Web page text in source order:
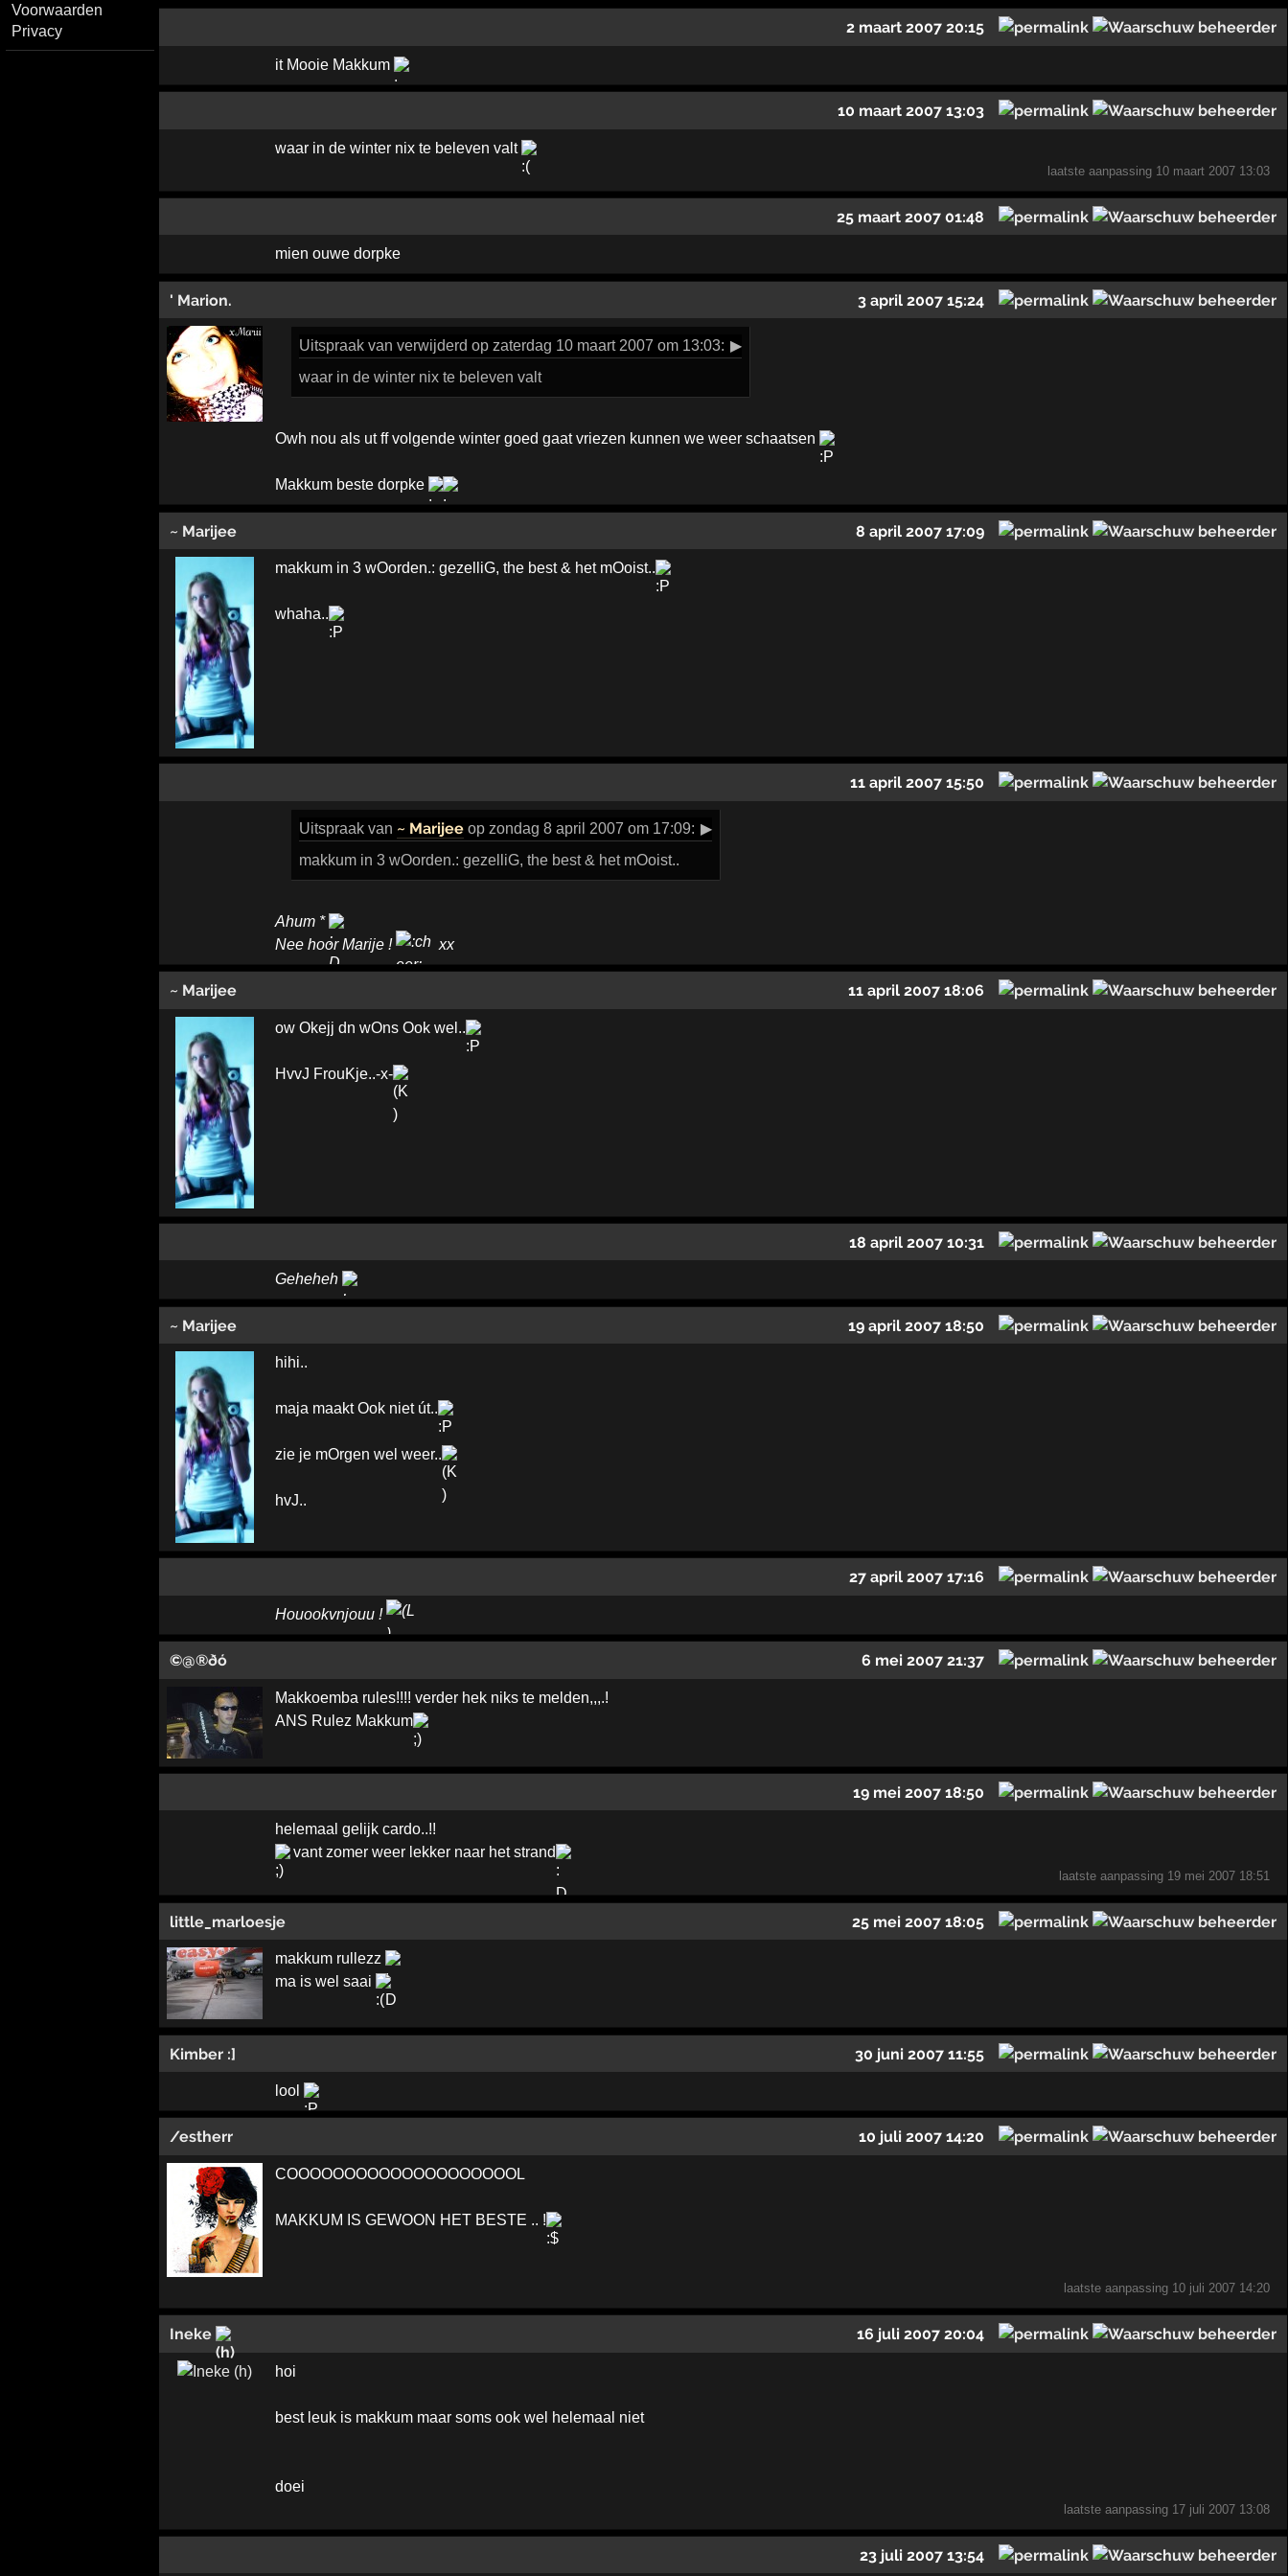
Voorwaarden
Privacy
2 maart 2007 20:15
it Mooie Makkum
10 maart 2007 13:03
waar in de winter nix te beleven valt
laatste aanpassing 10 maart 2007 13:03
25 maart 2007 01:48
mien ouwe dorpke
' Marion. 3 april 2007 15:24
Uitspraakvan verwijderd op zaterdag 10 maart 2007 om 13:03: ▶
waar in de winter nix te beleven valt
Owh nou als ut ff volgende winter goed gaat vriezen kunnen we weer schaatsen
Makkum beste dorpke
~ Marijee 8 april 2007 17:09
makkum in 3 wOorden.: gezelliG, the best & het mOoist..
whaha..
11 april 2007 15:50
Uitspraakvan ~ Marijeeop zondag 8 april 2007 om 17:09: ▶
makkum in 3 wOorden.: gezelliG, the best & het mOoist..
Ahum *
Nee hoor Marije !
xx
~ Marijee 11 april 2007 18:06
ow Okejj dn wOns Ook wel..
HvvJ FrouKje..-x-
18 april 2007 10:31
Geheheh
~ Marijee 19 april 2007 18:50
hihi..
maja maakt Ook niet út..
zie je mOrgen wel weer..
hvJ..
27 april 2007 17:16
Houookvnjouu !
©@®ðó 6 mei 2007 21:37
Makkoemba rules!!!! verder hek niks te melden,,,.!
ANS Rulez Makkum
19 mei 2007 18:50
helemaal gelijk cardo..!!
vant zomer weer lekker naar het strand
laatste aanpassing 19 mei 2007 18:51
little_marloesje 25 mei 2007 18:05
makkum rullezz
ma is wel saai
Kimber :] 30 juni 2007 11:55
lool
/estherr 10 juli 2007 14:20
COOOOOOOOOOOOOOOOOOOOL
MAKKUM IS GEWOON HET BESTE .. !
laatste aanpassing 10 juli 2007 14:20
Ineke 16 juli 2007 20:04
hoi
best leuk is makkum maar soms ook wel helemaal niet
doei
laatste aanpassing 17 juli 2007 13:08
23 juli 2007 13:54